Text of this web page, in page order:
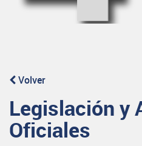
Volver
Legislación y
Oficiales